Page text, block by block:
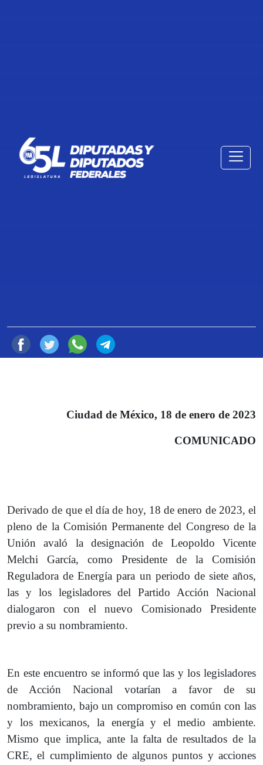
COMUNICADO: LEGISLADORES Y
Ciudad de México, 18 de enero de 2023
COMUNICADO
Derivado de que el día de hoy, 18 de enero de 2023, el
pleno de la Comisión Permanente del Congreso de la
Unión avaló la designación de Leopoldo Vicente
Melchi García, como Presidente de la Comisión
Reguladora de Energía para un periodo de siete años,
las y los legisladores del Partido Acción Nacional
dialogaron con el nuevo Comisionado Presidente
previo a su nombramiento.
En este encuentro se informó que las y los legisladores
de Acción Nacional votarían a favor de su
nombramiento, bajo un compromiso en común con las
y los mexicanos, la energía y el medio ambiente.
Mismo que implica, ante la falta de resultados de la
CRE, el cumplimiento de algunos puntos y acciones